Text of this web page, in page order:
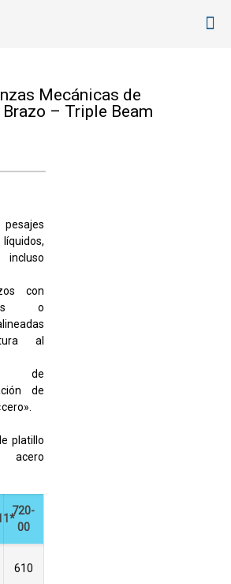
Mecánicas de
– Triple Beam
pesajes
con
o
al
de
de
platillo
720-
00
610